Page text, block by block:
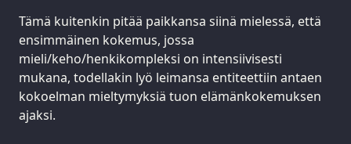
Tämä kuitenkin pitää paikkansa siinä mielessä, että
ensimmäinen kokemus, jossa
mieli/keho/henkikompleksi on intensiivisesti
mukana, todellakin lyö leimansa entiteettiin antaen
kokoelman mieltymyksiä tuon elämänkokemuksen
ajaksi.